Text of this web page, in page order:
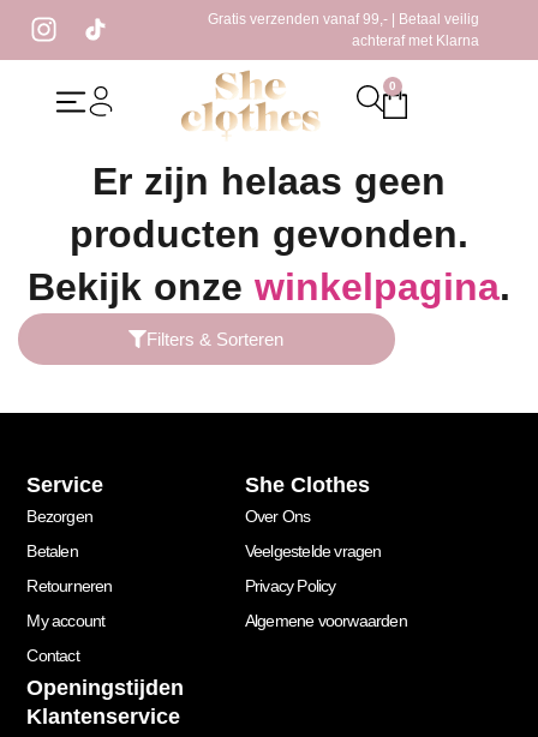
Gratis verzenden vanaf 99,- | Betaal veilig
achteraf met Klarna
0
/ Producten getagged “white top”
Er zijn helaas geen
producten gevonden.
Bekijk onze winkelpagina.
Filters & Sorteren
Service
Bezorgen
Betalen
Retourneren
My account
Contact
She Clothes
Over Ons
Veelgestelde vragen
Privacy Policy
Algemene voorwaarden
Openingstijden
Klantenservice